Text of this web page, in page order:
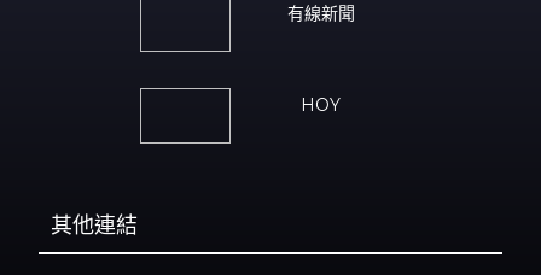
有線新聞
HOY
其他連結